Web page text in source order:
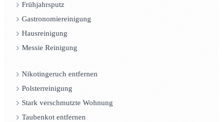
Frühjahrsputz
Gastronomiereinigung
Hausreinigung
Messie Reinigung
Nikotingeruch entfernen
Polsterreinigung
Stark verschmutzte Wohnung
Taubenkot entfernen